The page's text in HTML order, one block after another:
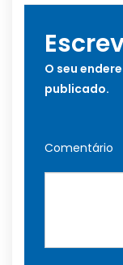
O seu
publicado.
Comentário